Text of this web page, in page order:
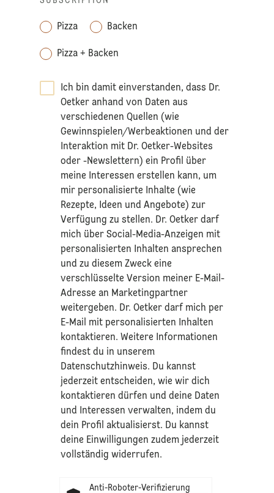
Pizza Backen
Pizza + Backen
Ich bin damit einverstanden, dass Dr.
Oetker anhand von Daten aus
verschiedenen Quellen (wie
Gewinnspielen/Werbeaktionen und der
Interaktion mit Dr. Oetker-Websites
oder -Newslettern) ein Profil über
meine Interessen erstellen kann, um
mir personalisierte Inhalte (wie
Rezepte, Ideen und Angebote) zur
Verfügung zu stellen. Dr. Oetker darf
mich über Social-Media-Anzeigen mit
personalisierten Inhalten ansprechen
und zu diesem Zweck eine
verschlüsselte Version meiner E-Mail-
Adresse an Marketingpartner
weitergeben. Dr. Oetker darf mich per
E-Mail mit personalisierten Inhalten
kontaktieren. Weitere Informationen
findest du in unserem
Datenschutzhinweis. Du kannst
jederzeit entscheiden, wie wir dich
kontaktieren dürfen und deine Daten
und Interessen verwalten, indem du
dein Profil aktualisierst. Du kannst
deine Einwilligungen zudem jederzeit
vollständig widerrufen.
Anti-Roboter-Verifizierung